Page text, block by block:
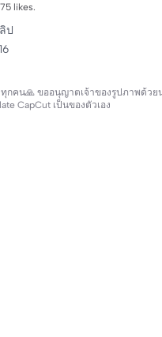
likes.
ป
คน🙏 ขออนุญาตเจ้าของรูปภาพด้วย
CapCut เป็นของตัวเอง